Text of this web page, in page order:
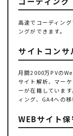
高速でコーディン
ングができます。
サイトコンサ
月間2000万PVの
サイト解析、マー
ーが在籍していま
ィング、GA4への移
WEBサイト